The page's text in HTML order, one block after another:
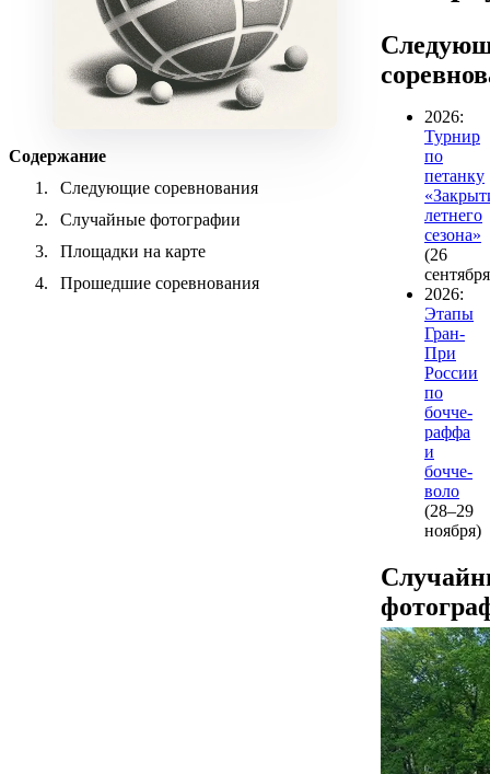
Содержание
Следующие соревнования
Случайные фотографии
Площадки на карте
Прошедшие соревнования
2026:
Турнир
по
петанку
летнего
сезона»
(26
2026:
Этапы
Гран-
При
России
по
бочче-
раффа
и
бочче-
воло
(28–29
ноября)